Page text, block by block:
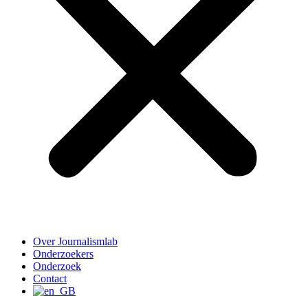
Over Journalismlab
Onderzoekers
Onderzoek
Contact